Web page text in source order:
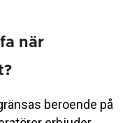
när
beroende på